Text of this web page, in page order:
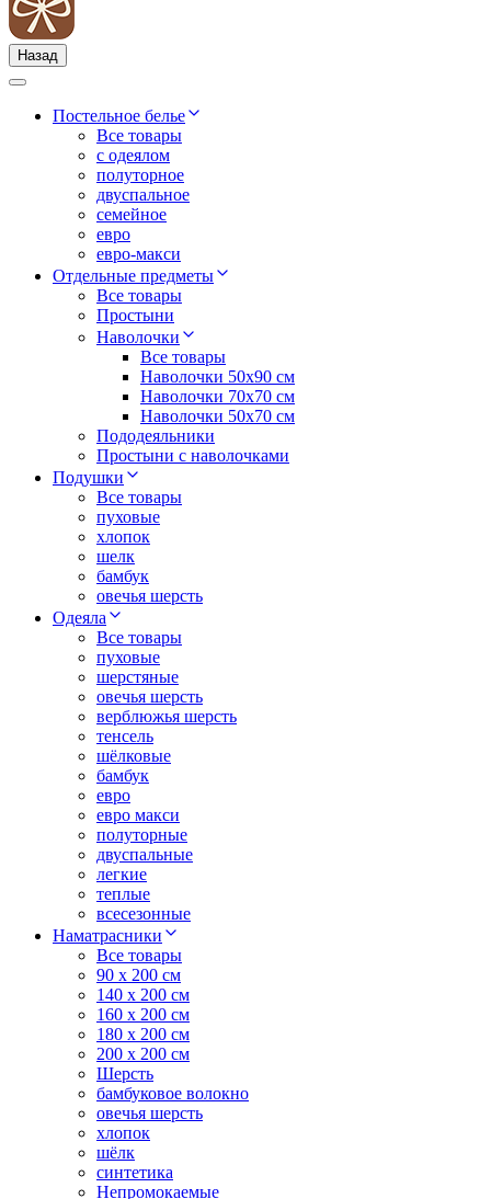
Назад
Постельное белье
Все товары
с одеялом
полуторное
двуспальное
семейное
евро
евро-макси
Отдельные предметы
Все товары
Простыни
Наволочки
Все товары
Наволочки 50x90 см
Наволочки 70x70 cм
Наволочки 50х70 см
Пододеяльники
Простыни с наволочками
Подушки
Все товары
пуховые
хлопок
шелк
бамбук
овечья шерсть
Одеяла
Все товары
пуховые
шерстяные
овечья шерсть
верблюжья шерсть
тенсель
шёлковые
бамбук
евро
евро макси
полуторные
двуспальные
легкие
теплые
всесезонные
Наматрасники
Все товары
90 x 200 см
140 x 200 см
160 x 200 см
180 x 200 см
200 x 200 см
Шерсть
бамбуковое волокно
овечья шерсть
хлопок
шёлк
синтетика
Непромокаемые